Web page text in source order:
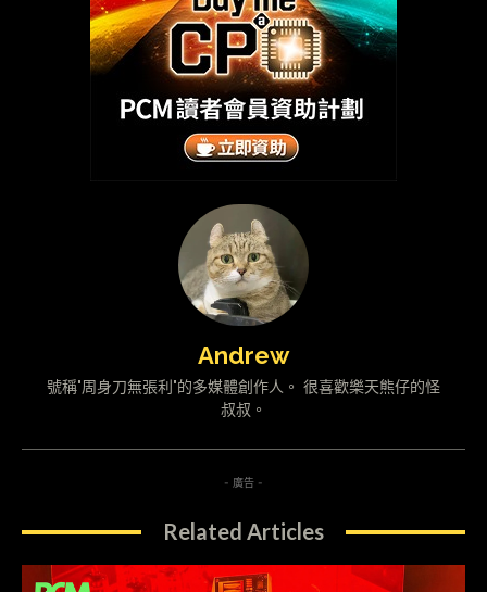
Andrew
號稱"周身刀無張利"的多媒體創作人。 很喜歡樂天熊仔的怪
叔叔。
- 廣告 -
Related Articles